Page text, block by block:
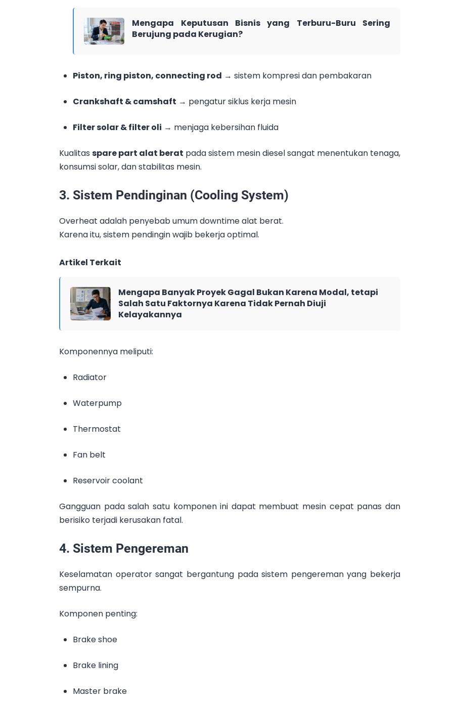
Mengapa Keputusan Bisnis yang Terburu-Buru Sering
Berujung pada Kerugian?
Piston, ring piston, connecting rod → sistem kompresi dan pembakaran
Crankshaft & camshaft → pengatur siklus kerja mesin
Filter solar & filter oli → menjaga kebersihan fluida
Kualitas spare part alat berat pada sistem mesin diesel sangat menentukan tenaga,
konsumsi solar, dan stabilitas mesin.
3. Sistem Pendinginan (Cooling System)
Overheat adalah penyebab umum downtime alat berat.
Karena itu, sistem pendingin wajib bekerja optimal.
Artikel Terkait
Mengapa Banyak Proyek Gagal Bukan Karena Modal, tetapi
Salah Satu Faktornya Karena Tidak Pernah Diuji
Kelayakannya
Komponennya meliputi:
Radiator
Waterpump
Thermostat
Fan belt
Reservoir coolant
Gangguan pada salah satu komponen ini dapat membuat mesin cepat panas dan
berisiko terjadi kerusakan fatal.
4. Sistem Pengereman
Keselamatan operator sangat bergantung pada sistem pengereman yang bekerja
sempurna.
Komponen penting:
Brake shoe
Brake lining
Master brake